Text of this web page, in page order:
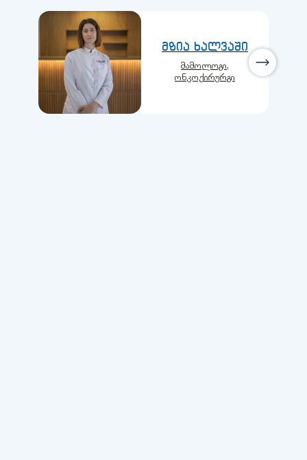
მზია ხალვაში
მამოლოგი,
ონკოქირურგი